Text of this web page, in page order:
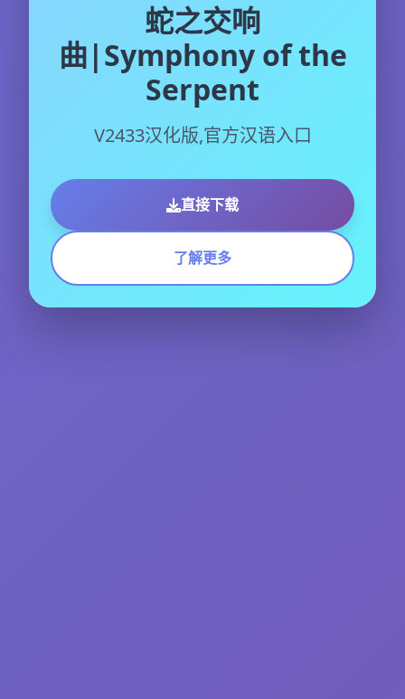
蛇之交响
曲|Symphony of the
Serpent
V2433汉化版,官方汉语入口
直接下载
了解更多